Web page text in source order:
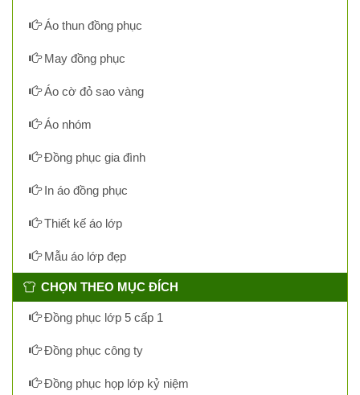
Áo thun đồng phục
May đồng phục
Áo cờ đỏ sao vàng
Áo nhóm
Đồng phục gia đình
In áo đồng phục
Thiết kế áo lớp
Mẫu áo lớp đẹp
CHỌN THEO MỤC ĐÍCH
Đồng phục lớp 5 cấp 1
Đồng phục công ty
Đồng phục họp lớp kỷ niệm